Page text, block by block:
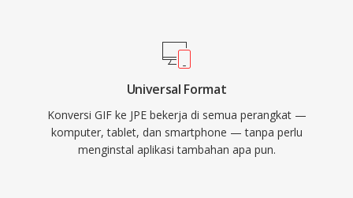
Universal Format
Konversi GIF ke JPE bekerja di semua perangkat —
komputer, tablet, dan smartphone — tanpa perlu
menginstal aplikasi tambahan apa pun.